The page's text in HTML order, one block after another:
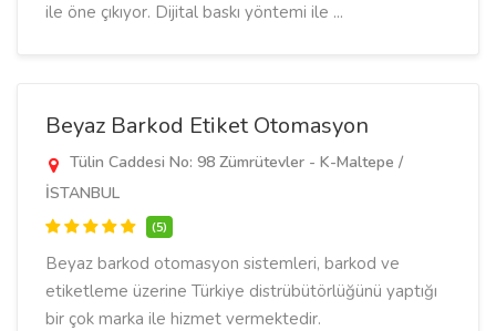
ile öne çıkıyor. Dijital baskı yöntemi ile ...
Beyaz Barkod Etiket Otomasyon
Tülin Caddesi No: 98 Zümrütevler - K-Maltepe /
İSTANBUL
(5)
Beyaz barkod otomasyon sistemleri, barkod ve
etiketleme üzerine Türkiye distrübütörlüğünü yaptığı
bir çok marka ile hizmet vermektedir.